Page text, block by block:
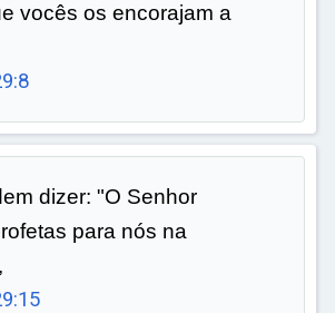
vocês os encorajam a
dizer: "O Senhor
para nós na